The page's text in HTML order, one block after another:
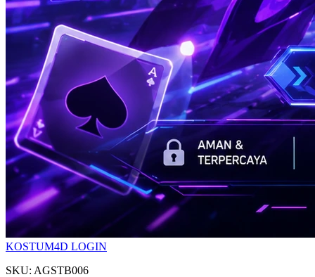
KOSTUM4D LOGIN
SKU: AGSTB006